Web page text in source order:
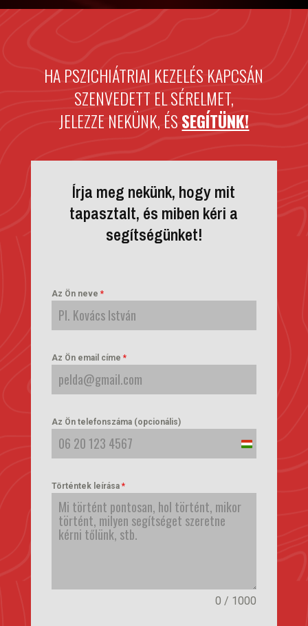
HA PSZICHIÁTRIAI KEZELÉS KAPCSÁN
SZENVEDETT EL SÉRELMET,
JELEZZE NEKÜNK, ÉSSEGÍTÜNK!
Írja meg nekünk, hogy mit
tapasztalt, és miben kéri a
segítségünket!
Az Ön neve *
Az Ön email címe *
Az Ön telefonszáma (opcionális)
Hungary
Történtek leírása *
0 / 1000